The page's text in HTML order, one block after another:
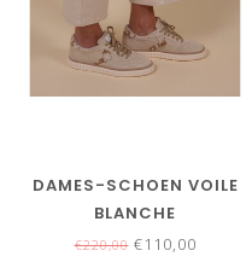
DAMES-SCHOEN VOILE
BLANCHE
€220,00€110,00